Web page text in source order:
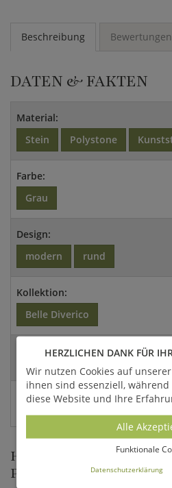
Beschreibung Bewertungen
DATEN & FAKTEN
Material:
Stein
Polystone
Farbe:
Grau
Design:
modern
rund
Kollektion:
Belle Diverico
Abmessungen:
76x33cm (HxDm)
Versandart:
Spedition
HOCHWERTIGE
OLYSTONE
HERZLICHEN DANK FÜR
Wir nutzen Cookies auf
ihnen sind essenziell,
diese Website und Ihre
Alle
Funktionale
Datenschutzerklärung